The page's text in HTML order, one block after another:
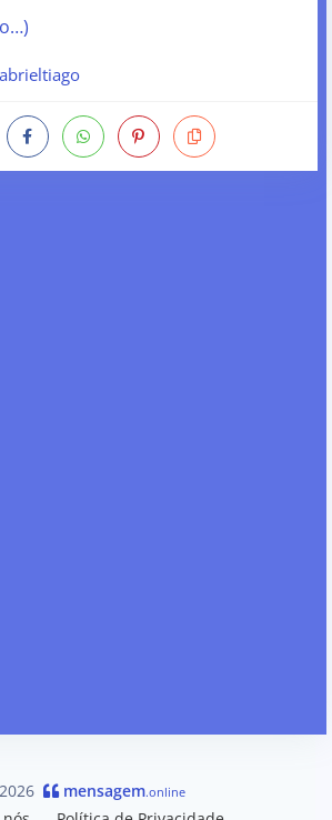
mensagem.online